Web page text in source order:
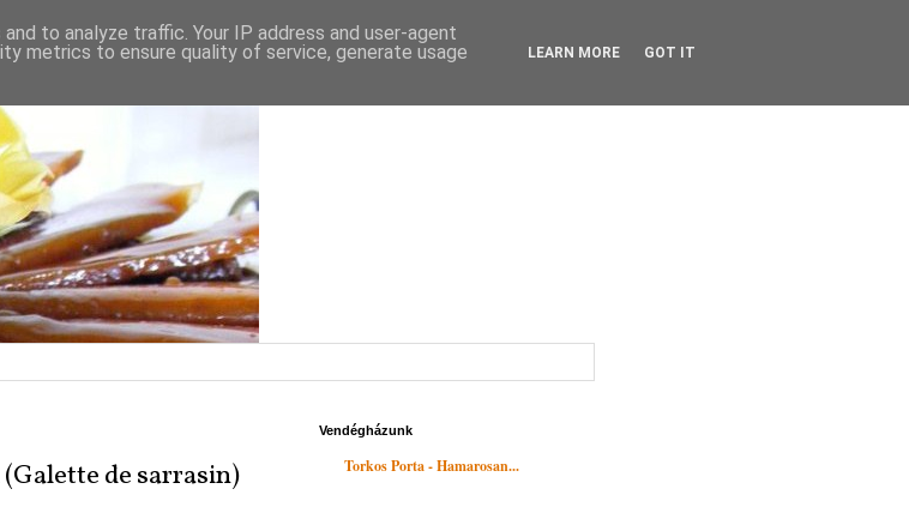
de sarrasin)
Vendégházunk
Torkos Porta - Hamarosan...
to analyze traffic. Your IP address and user-agent
metrics to ensure quality of service, generate usage
LEARN MORE GOT IT